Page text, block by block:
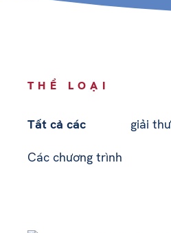
THỂ LOẠI
Tất cả các giải
Các chương trình